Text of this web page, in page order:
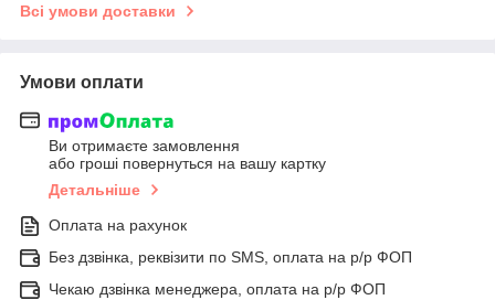
Всі умови доставки
Умови оплати
Ви отримаєте замовлення
або гроші повернуться на вашу картку
Детальніше
Оплата на рахунок
Без дзвінка, реквізити по SMS, оплата на р/р ФОП
Чекаю дзвінка менеджера, оплата на р/р ФОП